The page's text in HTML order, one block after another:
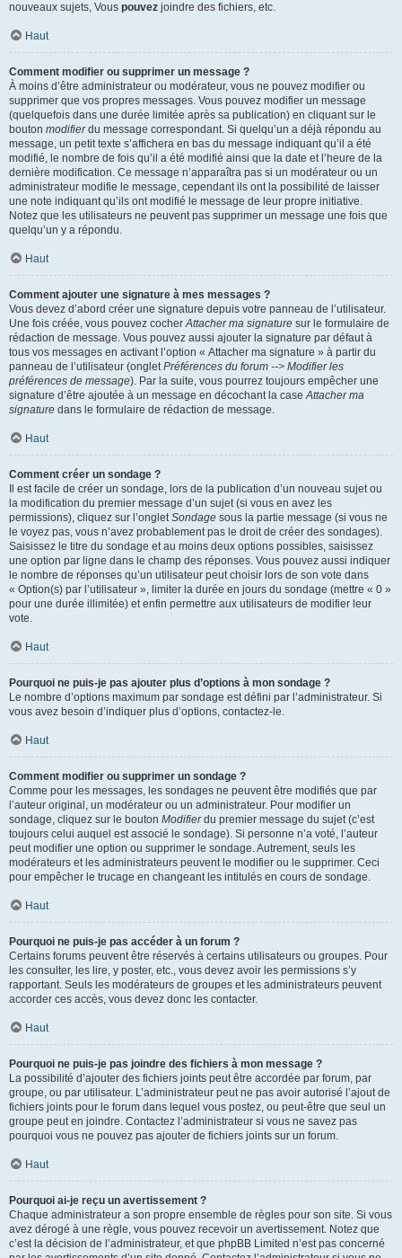
nouveaux sujets, Vous pouvez joindre des fichiers, etc.
Haut
Comment modifier ou supprimer un message ?
À moins d’être administrateur ou modérateur, vous ne pouvez modifier ou
supprimer que vos propres messages. Vous pouvez modifier un message
(quelquefois dans une durée limitée après sa publication) en cliquant sur le
bouton modifierdu message correspondant. Si quelqu’un a déjà répondu au
message, un petit texte s’affichera en bas du message indiquant qu’il a été
modifié, le nombre de fois qu’il a été modifié ainsi que la date et l’heure de la
dernière modification. Ce message n’apparaîtra pas si un modérateur ou un
administrateur modifie le message, cependant ils ont la possibilité de laisser
une note indiquant qu’ils ont modifié le message de leur propre initiative.
Notez que les utilisateurs ne peuvent pas supprimer un message une fois que
quelqu’un y a répondu.
Haut
Comment ajouter une signature à mes messages ?
Vous devez d’abord créer une signature depuis votre panneau de l’utilisateur.
Une fois créée, vous pouvez cocherAttacher ma signature sur le formulaire de
rédaction de message. Vous pouvez aussi ajouter la signature par défaut à
tous vos messages en activant l’option « Attacher ma signature » à partir du
panneau de l’utilisateur (ongletPréférences du forum --> Modifier les
préférences de message). Par la suite, vous pourrez toujours empêcher une
signature d’être ajoutée à un message en décochant la caseAttacher ma
signature dans le formulaire de rédaction de message.
Haut
Comment créer un sondage ?
Il est facile de créer un sondage, lors de la publication d’un nouveau sujet ou
la modification du premier message d’un sujet (si vous en avez les
permissions), cliquez sur l’ongletSondage sous la partie message (si vous ne
le voyez pas, vous n’avez probablement pas le droit de créer des sondages).
Saisissez le titre du sondage et au moins deux options possibles, saisissez
une option par ligne dans le champ des réponses. Vous pouvez aussi indiquer
le nombre de réponses qu’un utilisateur peut choisir lors de son vote dans
« Option(s) par l’utilisateur », limiter la durée en jours du sondage (mettre « 0 »
pour une durée illimitée) et enfin permettre aux utilisateurs de modifier leur
vote.
Haut
Pourquoi ne puis-je pas ajouter plus d’options à mon sondage ?
Le nombre d’options maximum par sondage est défini par l’administrateur. Si
vous avez besoin d’indiquer plus d’options, contactez-le.
Haut
Comment modifier ou supprimer un sondage ?
Comme pour les messages, les sondages ne peuvent être modifiés que par
l’auteur original, un modérateur ou un administrateur. Pour modifier un
sondage, cliquez sur le bouton Modifierdu premier message du sujet (c’est
toujours celui auquel est associé le sondage). Si personne n’a voté, l’auteur
peut modifier une option ou supprimer le sondage. Autrement, seuls les
modérateurs et les administrateurs peuvent le modifier ou le supprimer. Ceci
pour empêcher le trucage en changeant les intitulés en cours de sondage.
Haut
Pourquoi ne puis-je pas accéder à un forum ?
Certains forums peuvent être réservés à certains utilisateurs ou groupes. Pour
les consulter, les lire, y poster, etc., vous devez avoir les permissions s’y
rapportant. Seuls les modérateurs de groupes et les administrateurs peuvent
accorder ces accès, vous devez donc les contacter.
Haut
Pourquoi ne puis-je pas joindre des fichiers à mon message ?
La possibilité d’ajouter des fichiers joints peut être accordée par forum, par
groupe, ou par utilisateur. L’administrateur peut ne pas avoir autorisé l’ajout de
fichiers joints pour le forum dans lequel vous postez, ou peut-être que seul un
groupe peut en joindre. Contactez l’administrateur si vous ne savez pas
pourquoi vous ne pouvez pas ajouter de fichiers joints sur un forum.
Haut
Pourquoi ai-je reçu un avertissement ?
Chaque administrateur a son propre ensemble de règles pour son site. Si vous
avez dérogé à une règle, vous pouvez recevoir un avertissement. Notez que
c’est la décision de l’administrateur, et que phpBB Limited n’est pas concerné